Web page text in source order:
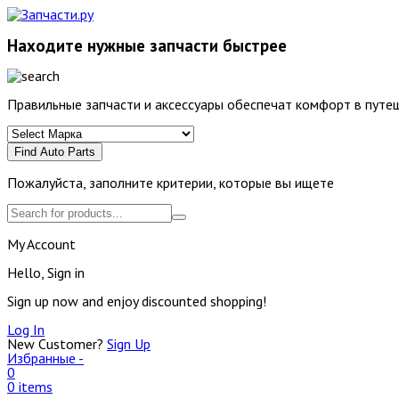
Находите нужные запчасти быстрее
Правильные запчасти и аксессуары обеспечат комфорт в
Find Auto Parts
Пожалуйста, заполните критерии, которые вы ищете
My Account
Hello, Sign in
Sign up now and enjoy discounted shopping!
Log In
New Customer? Sign Up
Избранные -
0
0 items